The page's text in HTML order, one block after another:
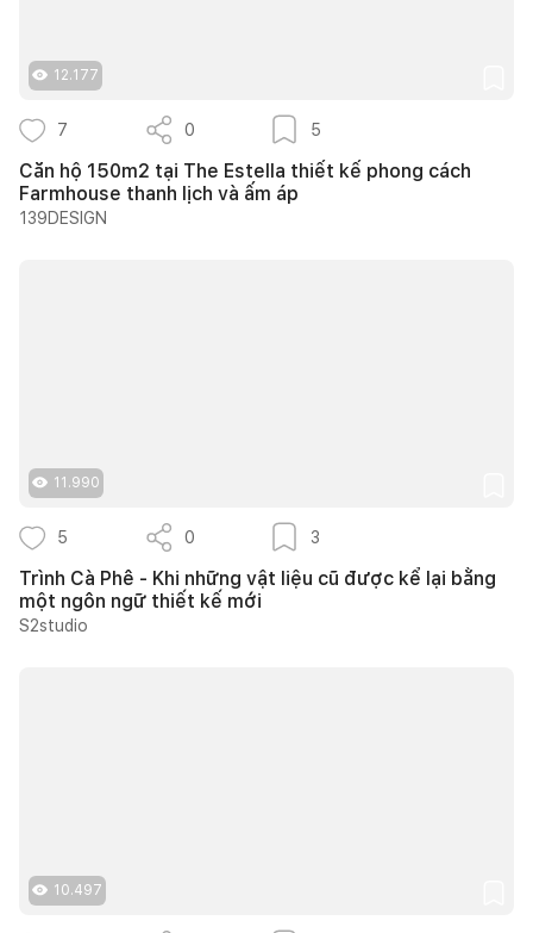
12.177
7 0 5
Căn hộ 150m2 tại The Estella thiết kế phong cách
Farmhouse thanh lịch và ấm áp
139DESIGN
11.990
5 0 3
Trình Cà Phê - Khi những vật liệu cũ được kể lại bằng
một ngôn ngữ thiết kế mới
S2studio
10.497